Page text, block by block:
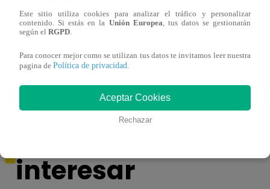
Jirón del Humor – Sábado 28 de octubre
Jirón
También te puede
interesar
Este sitio utiliza cookies para analizar el tráfico y personalizar
contenido. Si estás en la Unión Europea , tus datos se gestionarán
según el RGPD
Para conocer mejor como se utilizan tus datos te invitamos leer nuestra
pagina de Política de privacidad
Aceptar Cookies
Rechazar